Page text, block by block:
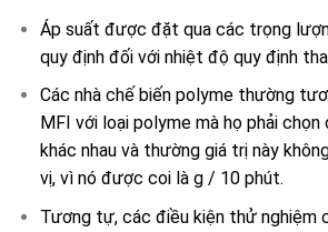
Áp suất được đặt qua các trọng
quy định đối với nhiệt độ quy định
Các nhà chế biến polyme thường
MFI với loại polyme mà họ phải
khác nhau và thường giá trị này
vị, vì nó được coi là g / 10 phút.
Tương tự, các điều kiện thử nghiệm